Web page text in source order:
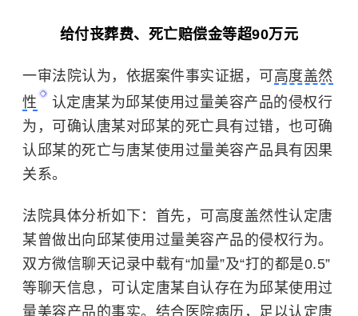
给付丧葬费、死亡赔偿金等超90万元
一审法院认为，依据案件事实证据，可高度盖然
性
认定唐某为邱某使用过量美容产品的侵权行
为，可确认唐某对邱某的死亡具有过错，也可确
认邱某的死亡与唐某使用过量美容产品具有因果
关系。
法院具体分析如下：首先，可高度盖然性认定唐
某曾做出向邱某使用过量美容产品的侵权行为。
双方微信聊天记录中载有“加量”及“打的都是0.5”
等聊天信息，可认定唐某自认存在为邱某使用过
量美容产品的事实。结合医院病历，足以认定唐